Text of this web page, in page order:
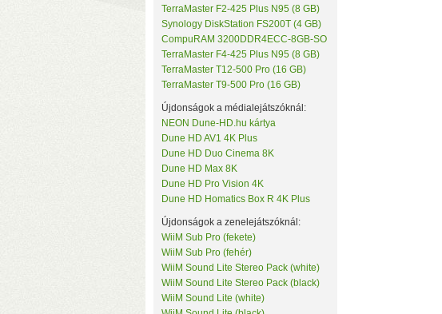
Shelly
Silicon Labs
Silicon Power
Skydigital
SmartWise
Sonnet
Synology
Targus
Távvezérlés.hu
Tenda
TerraMaster
ThirdReality
TKB Home
Twelve South
Ubiquiti
UPS Power
Vision Security
WD
WiiM
Y-Cam
TerraMaster F2-425 Plus N95 (8 GB)
Synology DiskStation FS200T (4 GB)
CompuRAM 3200DDR4ECC-8GB-SO
TerraMaster F4-425 Plus N95 (8 GB)
TerraMaster T12-500 Pro (16 GB)
TerraMaster T9-500 Pro (16 GB)
Újdonságok a médialejátszóknál:
NEON Dune-HD.hu kártya
Dune HD AV1 4K Plus
Dune HD Duo Cinema 8K
Dune HD Max 8K
Dune HD Pro Vision 4K
Dune HD Homatics Box R 4K Plus
Újdonságok a zenelejátszóknál:
WiiM Sub Pro (fekete)
WiiM Sub Pro (fehér)
WiiM Sound Lite Stereo Pack (white)
WiiM Sound Lite Stereo Pack (black)
WiiM Sound Lite (white)